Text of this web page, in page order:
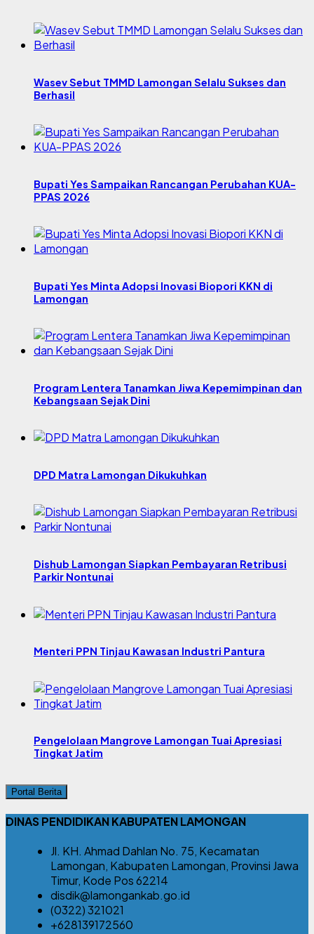
Wasev Sebut TMMD Lamongan Selalu Sukses dan
Berhasil
Bupati Yes Sampaikan Rancangan Perubahan KUA-
PPAS 2026
Bupati Yes Minta Adopsi Inovasi Biopori KKN di
Lamongan
Program Lentera Tanamkan Jiwa Kepemimpinan dan
Kebangsaan Sejak Dini
DPD Matra Lamongan Dikukuhkan
Dishub Lamongan Siapkan Pembayaran Retribusi
Parkir Nontunai
Menteri PPN Tinjau Kawasan Industri Pantura
Pengelolaan Mangrove Lamongan Tuai Apresiasi
Tingkat Jatim
Portal Berita
DINAS PENDIDIKAN KABUPATEN LAMONGAN
Jl. KH. Ahmad Dahlan No. 75, Kecamatan
Lamongan, Kabupaten Lamongan, Provinsi Jawa
Timur, Kode Pos 62214
disdik@lamongankab.go.id
(0322) 321021
+628139172560